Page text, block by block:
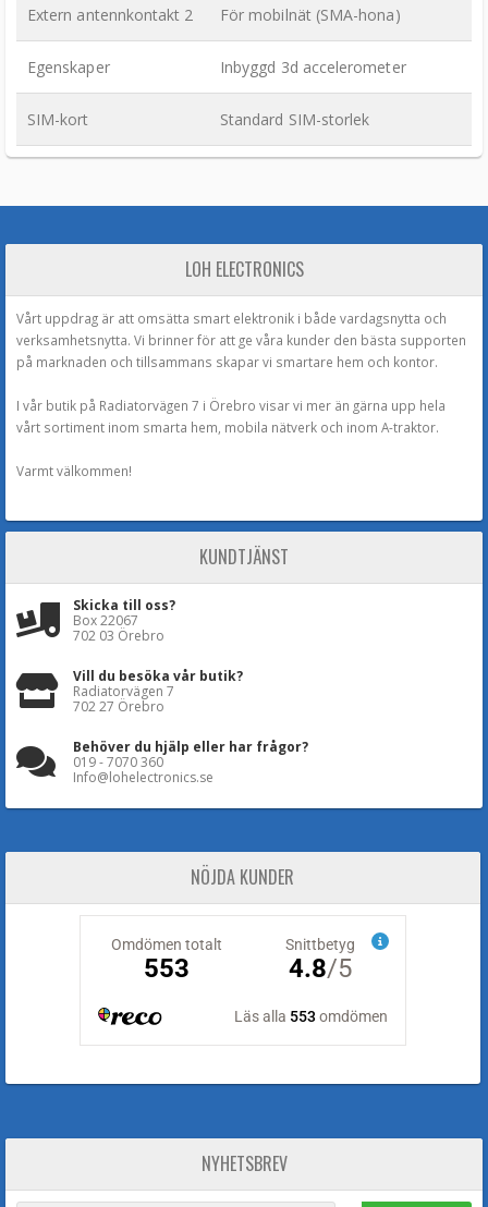
Extern antennkontakt 2 För mobilnät (SMA-hona)
Egenskaper Inbyggd 3d accelerometer
SIM-kort Standard SIM-storlek
LOH ELECTRONICS
Vårt uppdrag är att omsätta smart elektronik i både vardagsnytta och
verksamhetsnytta. Vi brinner för att ge våra kunder den bästa supporten
på marknaden och tillsammans skapar vi smartare hem och kontor.
I vår butik på Radiatorvägen 7 i Örebro visar vi mer än gärna upp hela
vårt sortiment inom smarta hem, mobila nätverk och inom A-traktor.
Varmt välkommen!
KUNDTJÄNST
Skicka till oss?
Box 22067
702 03 Örebro
Vill du besöka vår butik?
Radiatorvägen 7
702 27 Örebro
Behöver du hjälp eller har frågor?
019 - 7070 360
Info@lohelectronics.se
NÖJDA KUNDER
NYHETSBREV